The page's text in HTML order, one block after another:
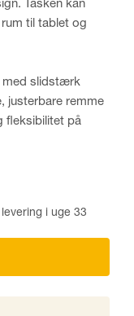
til tablet og
med slidstærk
justerbare remme
fleksibilitet på
i uge 33